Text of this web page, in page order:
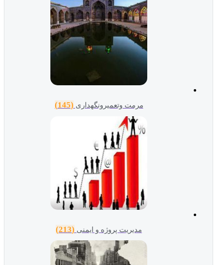
مرمت وتعمیرونگهداری(145)
مدیریت پروژه و ایمنی (213)